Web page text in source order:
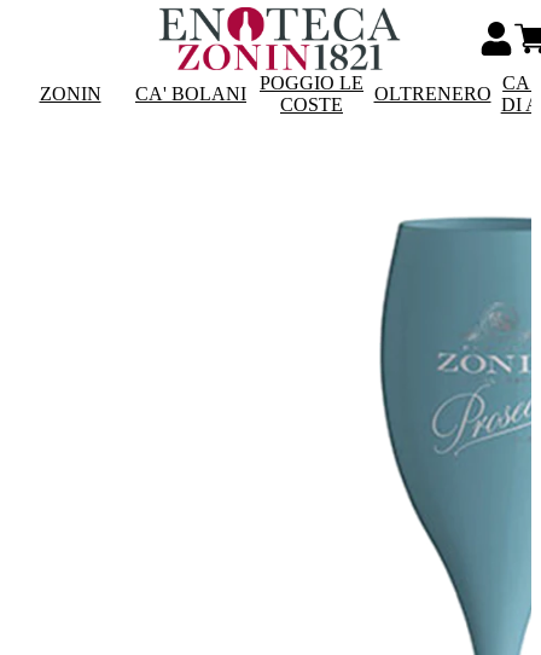
ZONIN CA' BOLANI
POGGIO LE
COSTE
OLTRENERO
DI